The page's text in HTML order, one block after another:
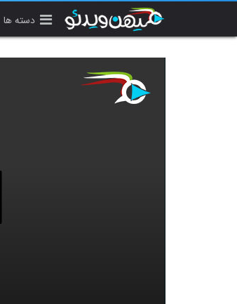
دسته ها